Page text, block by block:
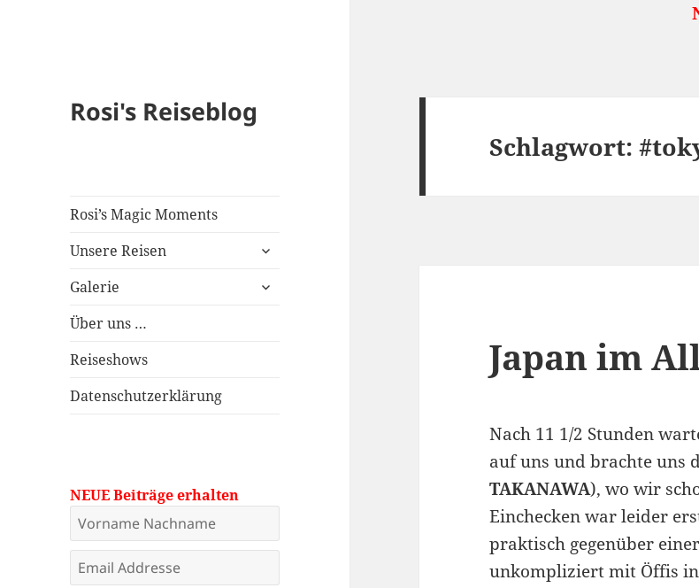
Nächste
Rosi's Reiseblog
Rosi’s Magic Moments
Unsere Reisen
expand
menu
Galerie
expand
Über uns …
Reiseshows
Datenschutzerklärung
NEUE Beiträge erhalten
Schlagwort:
Japan im
Nach 11 1/2 Stunden
auf uns und brachte uns
TAKANAWA), wo wir
Einchecken war leider
praktisch gegenüber
unkompliziert mit Öffis